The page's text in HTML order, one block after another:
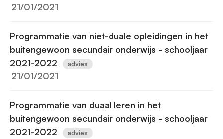
21/01/2021
Programmatie van niet-duale opleidingen in het
buitengewoon secundair onderwijs - schooljaar
2021-2022
advies
21/01/2021
Programmatie van duaal leren in het
buitengewoon secundair onderwijs - schooljaar
2021-2022
advies